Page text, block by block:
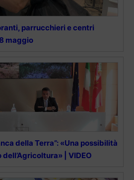
parrucchieri e centri
maggio
della Terra”: «Una possibilità
| VIDEO